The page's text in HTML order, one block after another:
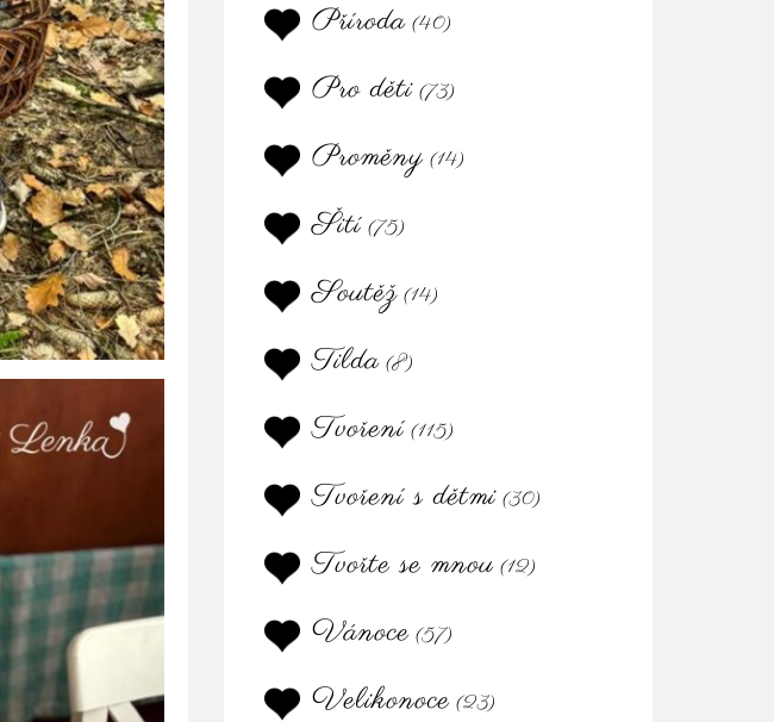
Příroda (40)
Pro děti (73)
Proměny (14)
Šití (75)
Soutěž (14)
Tilda (8)
Tvoření (115)
Tvoření s dětmi (30)
Tvořte se mnou (12)
Vánoce (57)
Velikonoce (23)